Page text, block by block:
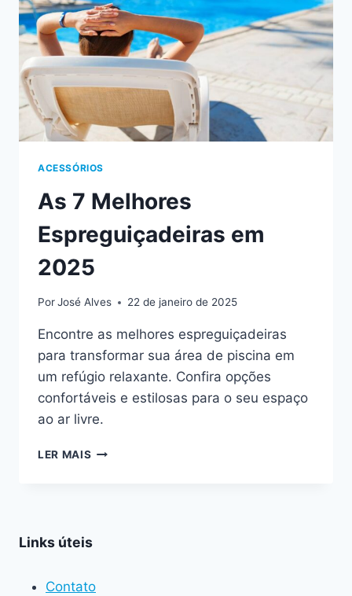
ACESSÓRIOS
As 7 Melhores
Espreguiçadeiras em
2025
PorJosé Alves 22 de janeiro de 2025
Encontre as melhores espreguiçadeiras
para transformar sua área de piscina em
um refúgio relaxante. Confira opções
confortáveis e estilosas para o seu espaço
ao ar livre.
LER MAIS AS
Links úteis
Contato